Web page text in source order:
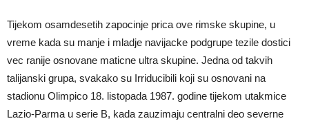
Tijekom osamdesetih zapocinje prica ove rimske skupine, u
vreme kada su manje i mladje navijacke podgrupe tezile dostici
vec ranije osnovane maticne ultra skupine. Jedna od takvih
talijanski grupa, svakako su Irriducibili koji su osnovani na
stadionu Olimpico 18. listopada 1987. godine tijekom utakmice
Lazio-Parma u serie B, kada zauzimaju centralni deo severne